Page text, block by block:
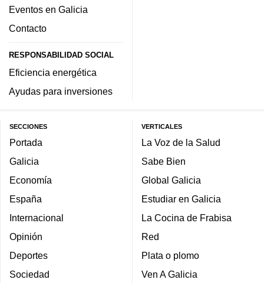
Eventos en Galicia
Contacto
RESPONSABILIDAD SOCIAL
Eficiencia energética
Ayudas para inversiones
SECCIONES
Portada
Galicia
Economía
España
Internacional
Opinión
Deportes
Sociedad
VERTICALES
La Voz de la Salud
Sabe Bien
Global Galicia
Estudiar en Galicia
La Cocina de Frabisa
Red
Plata o plomo
Ven A Galicia